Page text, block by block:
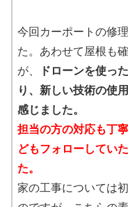
今回カーポートの修
た。あわせて屋根も
が、
ドローンを使っ
り、新しい技術の使
感じました。
担当の方の対応も丁
どもフォローしてい
た。
家の工事については